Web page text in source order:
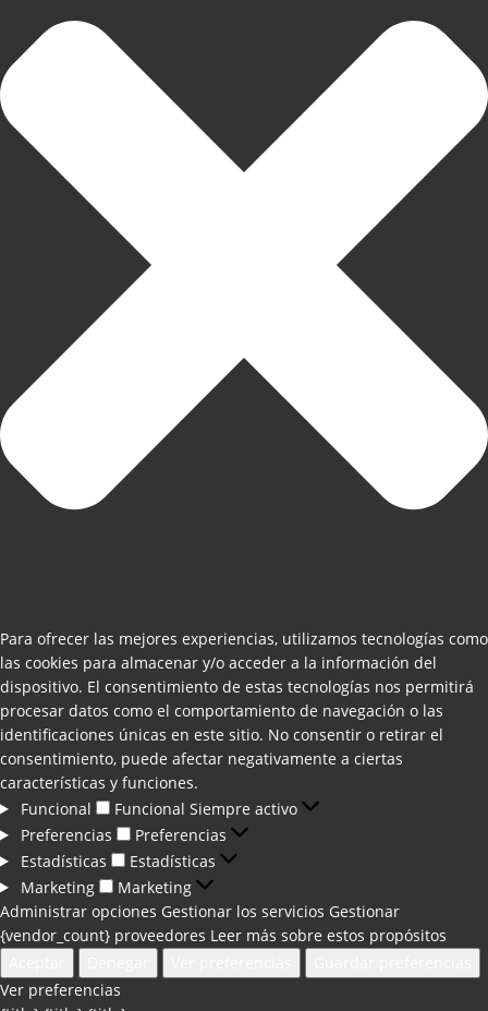
Para ofrecer las mejores experiencias, utilizamos tecnologías como
las cookies para almacenar y/o acceder a la información del
dispositivo. El consentimiento de estas tecnologías nos permitirá
procesar datos como el comportamiento de navegación o las
identificaciones únicas en este sitio. No consentir o retirar el
consentimiento, puede afectar negativamente a ciertas
características y funciones.
Funcional
Funcional Siempre activo
Preferencias
Preferencias
Estadísticas
Estadísticas
Marketing
Marketing
Administrar opciones Gestionar los servicios Gestionar
{vendor_count} proveedores Leer más sobre estos propósitos
Ver preferencias